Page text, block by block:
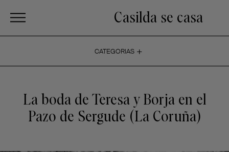
Casilda se casa
CATEGORIAS +
La boda de Teresa y Borja en el
Pazo de Sergude (La Coruña)